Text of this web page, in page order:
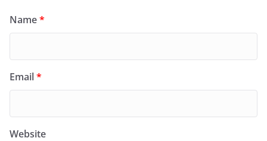
Name*
Email*
Website